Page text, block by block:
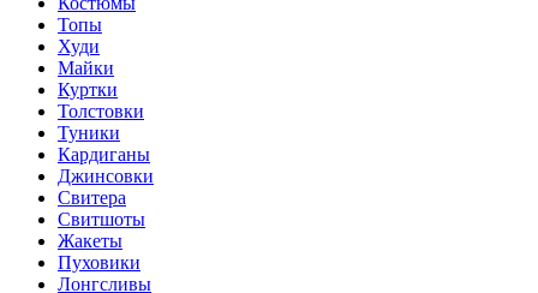
Топы
Худи
Майки
Куртки
Толстовки
Туники
Кардиганы
Джинсовки
Свитера
Свитшоты
Жакеты
Пуховики
Лонгсливы